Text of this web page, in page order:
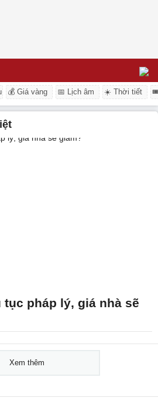
💰 Giá vàng 📅 Lịch âm ☀️ Thời tiết
pháp lý, giá nhà sẽ
Xem thêm